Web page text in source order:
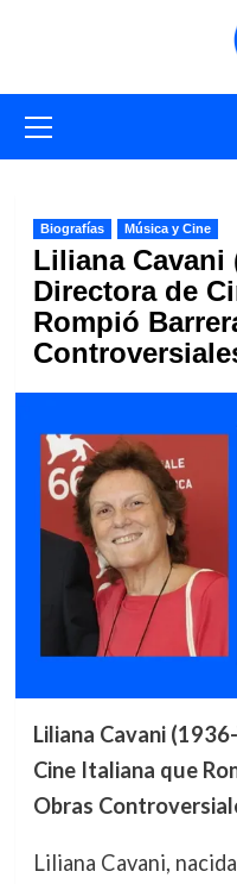
primario
Biografías Música y Cine
Liliana Cavani
Directora de
Rompió
Liliana Cavani
Cine Italiana que
Obras
Liliana Cavani,